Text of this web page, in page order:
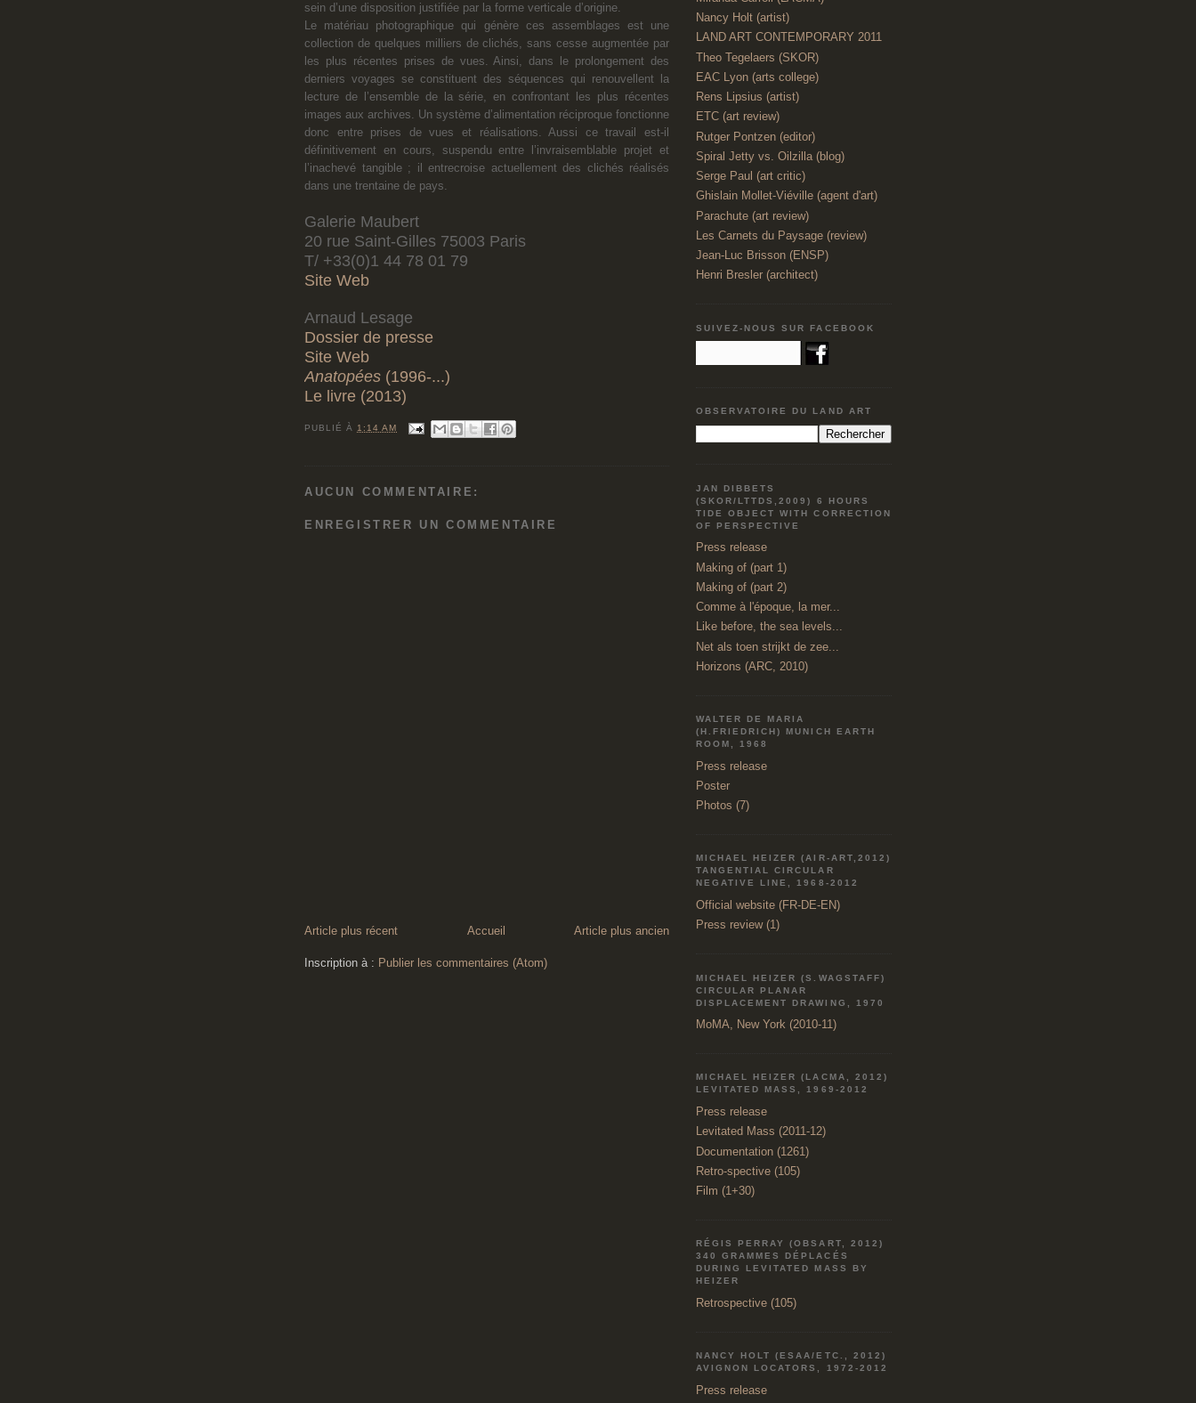
sein d’une disposition justifiée par la forme verticale d’origine.
Le matériau photographique qui génère ces assemblages est une
collection de quelques milliers de clichés, sans cesse augmentée par
les plus récentes prises de vues. Ainsi, dans le prolongement des
derniers voyages se constituent des séquences qui renouvellent la
lecture de l’ensemble de la série, en confrontant les plus récentes
images aux archives. Un système d’alimentation réciproque fonctionne
donc entre prises de vues et réalisations. Aussi ce travail est-il
définitivement en cours, suspendu entre l’invraisemblable projet et
l’inachevé tangible ; il entrecroise actuellement des clichés réalisés
dans une trentaine de pays.
Galerie Maubert
20 rue Saint-Gilles 75003 Paris
T/ +33(0)1 44 78 01 79
Site Web
Arnaud Lesage
Dossier de presse
Site Web
Anatopées (1996-...)
Le livre (2013)
PUBLIÉ À 1:14 AM
AUCUN COMMENTAIRE:
ENREGISTRER UN COMMENTAIRE
Article plus récent Article plus ancien
Accueil
Inscription à : Publier les commentaires (Atom)
Nancy Holt (artist)
LAND ART CONTEMPORARY 2011
Theo Tegelaers (SKOR)
EAC Lyon (arts college)
Rens Lipsius (artist)
ETC (art review)
Rutger Pontzen (editor)
Spiral Jetty vs. Oilzilla (blog)
Serge Paul (art critic)
Ghislain Mollet-Viéville (agent d'art)
Parachute (art review)
Les Carnets du Paysage (review)
Jean-Luc Brisson (ENSP)
Henri Bresler (architect)
SUIVEZ-NOUS SUR FACEBOOK
OBSERVATOIRE DU LAND ART
JAN DIBBETS
(SKOR/LTTDS,2009) 6 HOURS
TIDE OBJECT WITH CORRECTION
OF PERSPECTIVE
Press release
Making of (part 1)
Making of (part 2)
Comme à l'époque, la mer...
Like before, the sea levels...
Net als toen strijkt de zee...
Horizons (ARC, 2010)
WALTER DE MARIA
(H.FRIEDRICH) MUNICH EARTH
ROOM, 1968
Press release
Poster
Photos (7)
MICHAEL HEIZER (AIR-ART,2012)
TANGENTIAL CIRCULAR
NEGATIVE LINE, 1968-2012
Official website (FR-DE-EN)
Press review (1)
MICHAEL HEIZER (S.WAGSTAFF)
CIRCULAR PLANAR
DISPLACEMENT DRAWING, 1970
MoMA, New York (2010-11)
MICHAEL HEIZER (LACMA, 2012)
LEVITATED MASS, 1969-2012
Press release
Levitated Mass (2011-12)
Documentation (1261)
Retro-spective (105)
Film (1+30)
RÉGIS PERRAY (OBSART, 2012)
340 GRAMMES DÉPLACÉS
DURING LEVITATED MASS BY
HEIZER
Retrospective (105)
NANCY HOLT (ESAA/ETC., 2012)
AVIGNON LOCATORS, 1972-2012
Press release